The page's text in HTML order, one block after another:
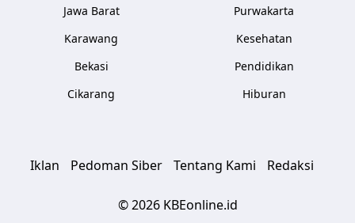
Jawa Barat
Karawang
Bekasi
Cikarang
Purwakarta
Kesehatan
Pendidikan
Hiburan
Iklan Pedoman Siber Tentang Kami Redaksi
© 2026 KBEonline.id